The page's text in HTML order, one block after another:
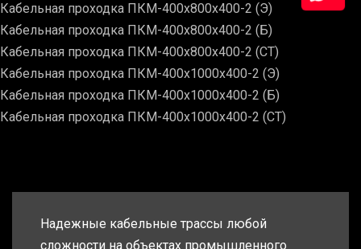
Кабельная проходка ПКМ-400х800х400-2 (Э)
Кабельная проходка ПКМ-400х800х400-2 (Б)
Кабельная проходка ПКМ-400х800х400-2 (СТ)
Кабельная проходка ПКМ-400х1000х400-2 (Э)
Кабельная проходка ПКМ-400х1000х400-2 (Б)
Кабельная проходка ПКМ-400х1000х400-2 (СТ)
Надежные кабельные трассы любой
сложности на объектах промышленного